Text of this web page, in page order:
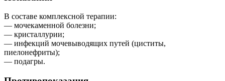
В составе комплексной терапии:
— мочекаменной болезни;
— кристаллурии;
— инфекций мочевыводящих путей (циститы,
пиелонефриты);
— подагры.